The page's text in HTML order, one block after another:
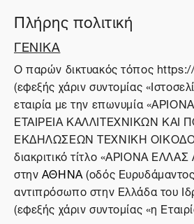
Πλήρης πολιτική
ΓΕΝΙΚΑ
O παρών δικτυακός τόπος
(εφεξής χάριν συντομίας
εταιρία με την επωνυμία
ΕΤΑΙΡΕΙΑ ΚΑΛΛΙΤΕΧΝΙΚΩΝ ΚΑΙ
ΕΚΔΗΛΩΣΕΩΝ ΤΕΧΝΙΚΗ
διακριτικό τίτλο «ΑΡΙΟΝΑ
στηνΑΘΗΝΑ(οδός
αντιπρόσωπο στην Ελλάδα του
(εφεξής χάριν συντομίας «η